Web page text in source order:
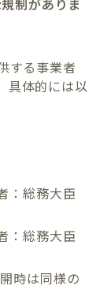
する事業者
具体的には以
：総務大臣
：総務大臣
時は同様の